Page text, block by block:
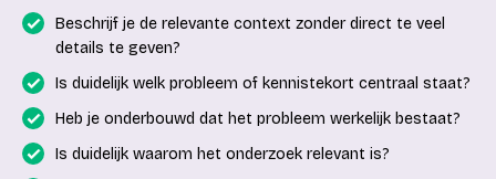
Beschrijf je de relevante context zonder direct te veel
details te geven?
Is duidelijk welk probleem of kennistekort centraal staat?
Heb je onderbouwd dat het probleem werkelijk bestaat?
Is duidelijk waarom het onderzoek relevant is?